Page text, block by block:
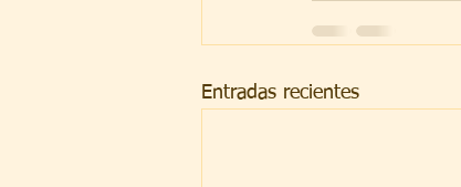
Entradas recientes